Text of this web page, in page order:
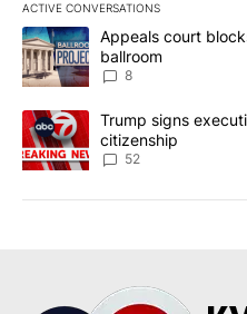
ACTIVE CONVERSATIONS
The following is a list of the
A trending article titled
Appeals court
ballroom
8
A trending article titled
Trump signs
citizenship
52